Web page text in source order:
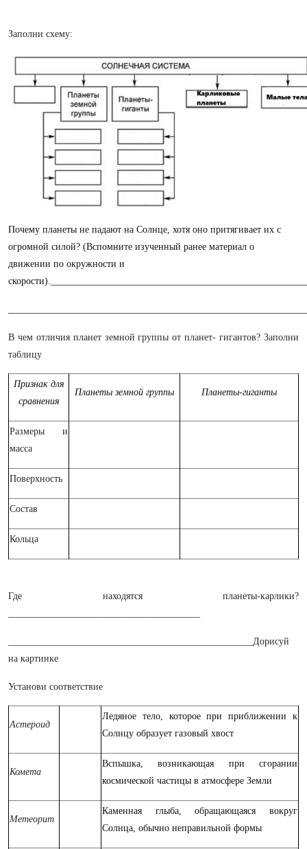
Заполни схему:
Почему планеты не падают на Солнце, хотя оно притягивает их с
огромной силой? (Вспомните изученный ранее материал о
движении по окружности и
скорости).
В чем отличия планет земной группы от планет- гигантов? Заполни
таблицу
Признак для
сравнения
Планеты земной группы Планеты-гиганты
Размеры и
масса
Поверхность
Состав
Кольца
Где находятся планеты-карлики?
___________________________________________________Дорисуй
на картинке
Установи соответствие
Астероид
Ледяное тело, которое при приближении к
Солнцу образует газовый хвост
Комета
Вспышка, возникающая при сгорании
космической частицы в атмосфере Земли
Метеорит
Каменная глыба, обращающаяся вокруг
Солнца, обычно неправильной формы